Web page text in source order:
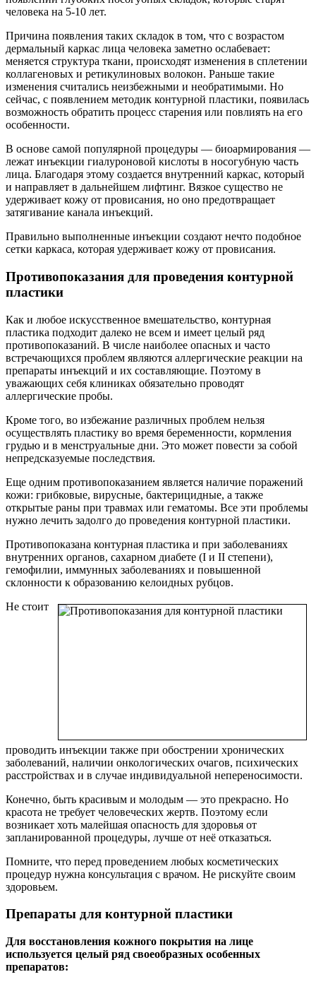
человека на 5-10 лет.
Причина появления таких складок в том, что с возрастом
дермальный каркас лица человека заметно ослабевает:
меняется структура ткани, происходят изменения в сплетении
коллагеновых и ретикулиновых волокон. Раньше такие
изменения считались неизбежными и необратимыми. Но
сейчас, с появлением методик контурной пластики, появилась
возможность обратить процесс старения или повлиять на его
особенности.
В основе самой популярной процедуры — биоармирования —
лежат инъекции гиалуроновой кислоты в носогубную часть
лица. Благодаря этому создается внутренний каркас, который
и направляет в дальнейшем лифтинг. Вязкое существо не
удерживает кожу от провисания, но оно предотвращает
затягивание канала инъекций.
Правильно выполненные инъекции создают нечто подобное
сетки каркаса, которая удерживает кожу от провисания.
Противопоказания для проведения контурной
пластики
Как и любое искусственное вмешательство, контурная
пластика подходит далеко не всем и имеет целый ряд
противопоказаний. В числе наиболее опасных и часто
встречающихся проблем являются аллергические реакции на
препараты инъекций и их составляющие. Поэтому в
уважающих себя клиниках обязательно проводят
аллергические пробы.
Кроме того, во избежание различных проблем нельзя
осуществлять пластику во время беременности, кормления
грудью и в менструальные дни. Это может повести за собой
непредсказуемые последствия.
Еще одним противопоказанием является наличие поражений
кожи: грибковые, вирусные, бактерицидные, а также
открытые раны при травмах или гематомы. Все эти проблемы
нужно лечить задолго до проведения контурной пластики.
Противопоказана контурная пластика и при заболеваниях
внутренних органов, сахарном диабете (I и II степени),
гемофилии, иммунных заболеваниях и повышенной
склонности к образованию келоидных рубцов.
Не стоит
проводить инъекции также при обострении хронических
заболеваний, наличии онкологических очагов, психических
расстройствах и в случае индивидуальной непереносимости.
Конечно, быть красивым и молодым — это прекрасно. Но
красота не требует человеческих жертв. Поэтому если
возникает хоть малейшая опасность для здоровья от
запланированной процедуры, лучше от неё отказаться.
Помните, что перед проведением любых косметических
процедур нужна консультация с врачом. Не рискуйте своим
здоровьем.
Препараты для контурной пластики
Для восстановления кожного покрытия на лице
используется целый ряд своеобразных особенных
препаратов: